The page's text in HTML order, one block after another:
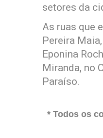
setores da
As ruas que
Pereira
Eponina
Miranda, no
Paraíso.
* Todos os